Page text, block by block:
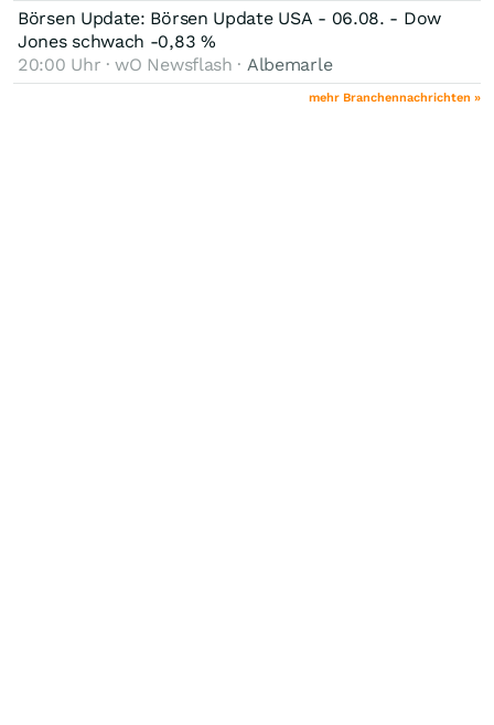
Börsen Update: Börsen Update USA - 06.08. - Dow
Jones schwach -0,83 %
20:00 Uhr · wO Newsflash · Albemarle
mehr Branchennachrichten »